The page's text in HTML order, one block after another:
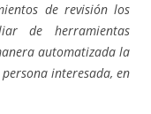
de revisión los
de herramientas
automatizada la
interesada, en